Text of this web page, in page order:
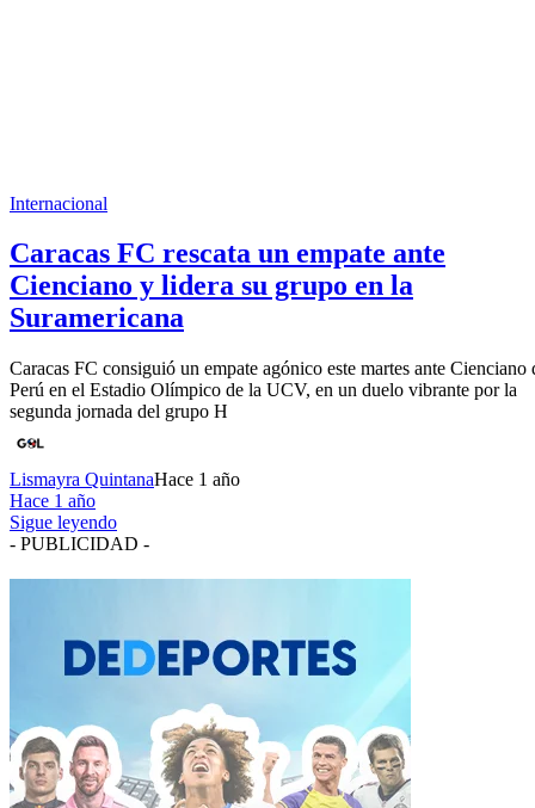
Internacional
Caracas FC rescata un empate ante
Cienciano y lidera su grupo en la
Suramericana
Caracas FC consiguió un empate agónico este martes ante Cienciano
Perú en el Estadio Olímpico de la UCV, en un duelo vibrante por la
segunda jornada del grupo H
Lismayra QuintanaHace 1 año
Hace 1 año
Sigue leyendo
- PUBLICIDAD -